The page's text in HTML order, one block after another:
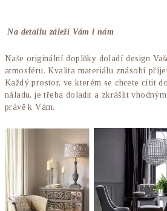
Na detailu záleží Vám i nám
Naše originální doplňky doladí design
atmosféru. Kvalita materiálu znásobí
Každý prostor, ve kterém se chcete cítit
náladu, je třeba doladit a zkrášlit
právě k Vám.